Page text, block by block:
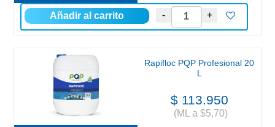
Rapifloc PQP Profesional 20
L
$ 113.950
(ML a $5,70)